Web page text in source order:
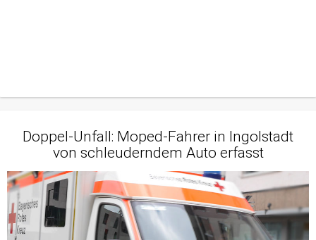
Doppel-Unfall: Moped-Fahrer in Ingolstadt
von schleuderndem Auto erfasst